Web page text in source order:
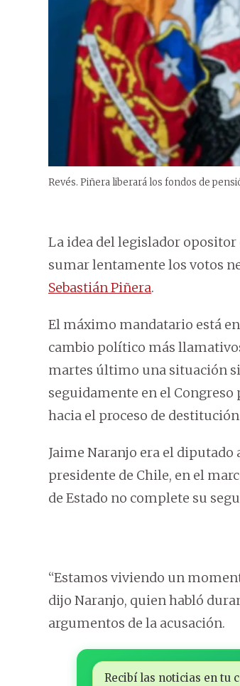
Revés. Piñera liberará los fondos de
La idea del legislador
sumar lentamente los votos
Sebastián Piñera.
El máximo mandatario está
cambio político más
martes último una situación
seguidamente en el
hacia el proceso de
Jaime Naranjo era el
presidente de Chile, en el
de Estado no complete su
“Estamos viviendo un
dijo Naranjo, quien habló
argumentos de la acusación.
Recibí las noticias en tu